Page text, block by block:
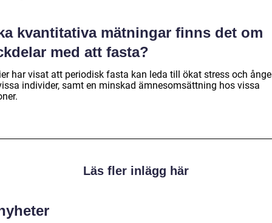
kvantitativa mätningar finns det om
med att fasta?
har visat att periodisk fasta kan leda till ökat stress och
individer, samt en minskad ämnesomsättning hos vissa
Läs fler inlägg här